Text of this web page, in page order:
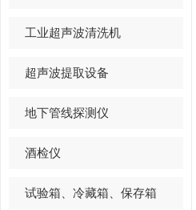
工业超声波清洗机
超声波提取设备
地下管线探测仪
酒检仪
试验箱、冷藏箱、保存箱